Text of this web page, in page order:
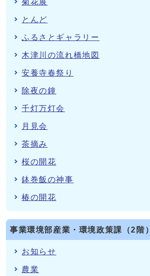
とんど
ふるさとギャラリー
木津川の流れ橋地図
安養寺春祭り
除夜の鐘
千灯万灯会
月見会
茶摘み
桜の開花
鉢巻飯の神事
椿の開花
事業環境部産業・環境政策課（2階）
お知らせ
農業